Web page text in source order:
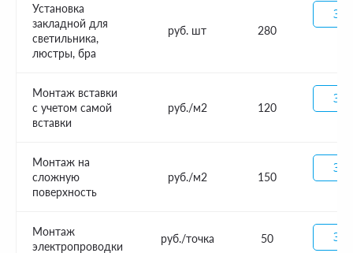
Установка
закладной для
светильника,
люстры, бра
руб. шт 280
Монтаж вставки
с учетом самой
вставки
руб./м2 120
Монтаж на
сложную
поверхность
руб./м2 150
Монтаж
электропроводки
руб./точка 50